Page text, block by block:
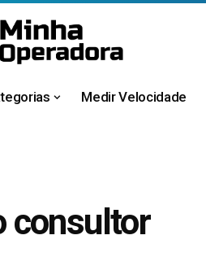
Medir Velocidade
consultor